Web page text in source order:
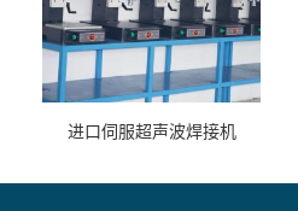
进口伺服超声波焊接机